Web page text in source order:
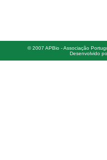
© 2007 APBio - Associação
Desenvolvido